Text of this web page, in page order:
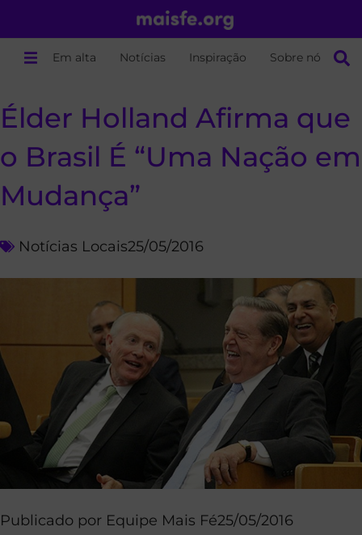
Em alta Notícias Inspiração Sobre nós
Élder Holland Afirma que
o Brasil É “Uma Nação em
Mudança”
Notícias Locais25/05/2016
Publicado por Equipe Mais Fé25/05/2016